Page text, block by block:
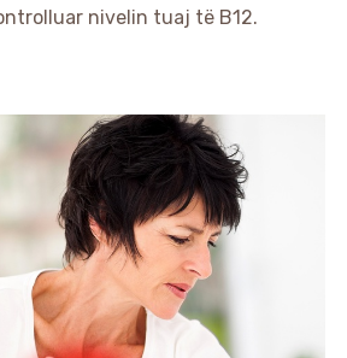
nivelin tuaj të B12.